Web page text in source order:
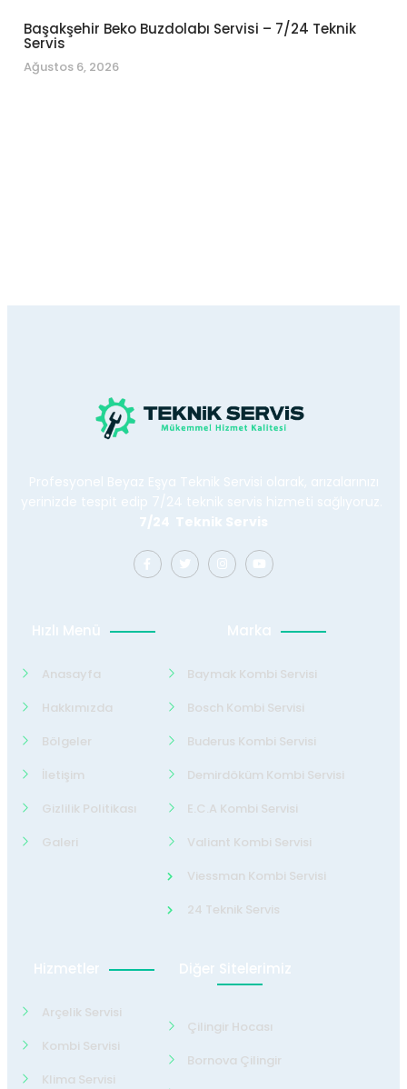
Başakşehir Beko Buzdolabı Servisi – 7/24 Teknik
Servis
Ağustos 6, 2026
Profesyonel Beyaz Eşya Teknik Servisi olarak, arızalarınızı
yerinizde tespit edip 7/24 teknik servis hizmeti sağlıyoruz.
7/24 Teknik Servis
Hızlı Menü
Anasayfa
Hakkımızda
Bölgeler
İletişim
Gizlilik Politikası
Galeri
Marka
Baymak Kombi Servisi
Bosch Kombi Servisi
Buderus Kombi Servisi
Demirdöküm Kombi Servisi
E.C.A Kombi Servisi
Valiant Kombi Servisi
Viessman Kombi Servisi
24 Teknik Servis
Hizmetler
Arçelik Servisi
Kombi Servisi
Klima Servisi
Diğer Sitelerimiz
Çilingir Hocası
Bornova Çilingir